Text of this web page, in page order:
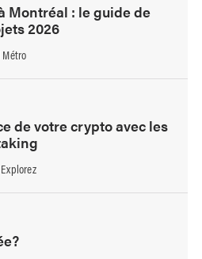
Montréal : le guide de
2026
de votre crypto avec les